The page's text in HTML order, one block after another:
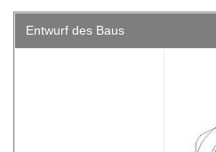
Entwurf des Baus